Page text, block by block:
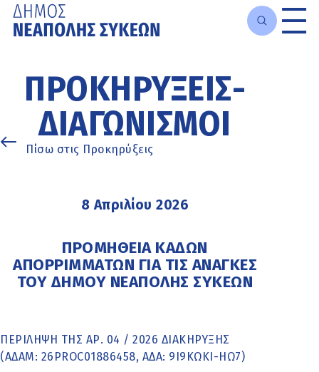
κυρίως
περιεχόμενο
ΠΡΟΚΗΡΎΞΕΙΣ-
ΔΙΑΓΩΝΙΣΜΟΊ
Πίσω στις Προκηρύξεις
8 Απριλίου 2026
ΠΡΟΜΗΘΕΙΑ ΚΑΔΩΝ
ΑΠΟΡΡΙΜΜΑΤΩΝ ΓΙΑ ΤΙΣ ΑΝΑΓΚΕΣ
ΤΟΥ ΔΗΜΟΥ ΝΕΑΠΟΛΗΣ ΣΥΚΕΩΝ
ΠΕΡΙΛΗΨΗ ΤΗΣ ΑΡ. 04 / 2026 ΔΙΑΚΗΡΥΞΗΣ
(ΑΔΑΜ: 26PROC01886458, ΑΔΑ: 9Ι9ΚΩΚΙ-ΗΩ7)